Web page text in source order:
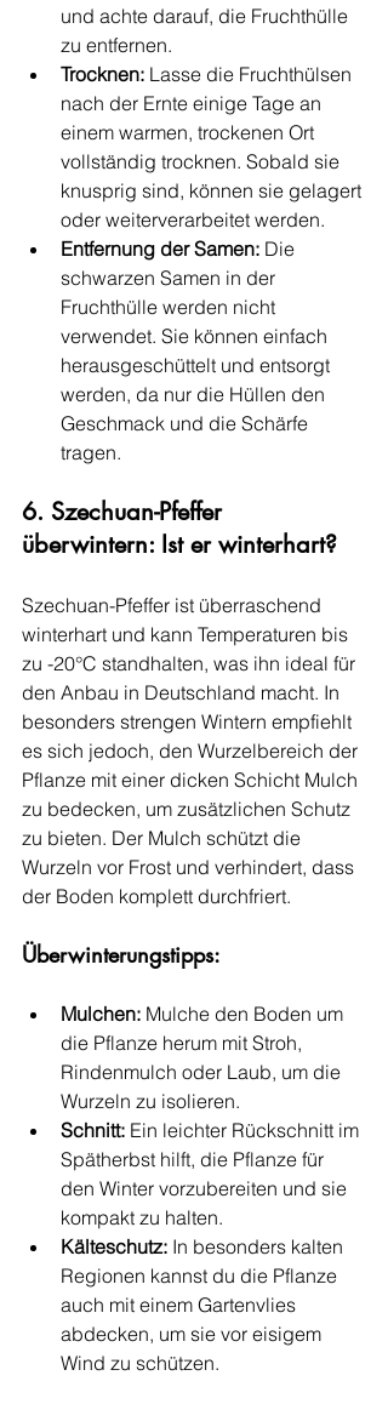
und achte darauf, die Fruchthülle
zu entfernen.
Trocknen: Lasse die Fruchthülsen
nach der Ernte einige Tage an
einem warmen, trockenen Ort
vollständig trocknen. Sobald sie
knusprig sind, können sie gelagert
oder weiterverarbeitet werden.
Entfernung der Samen: Die
schwarzen Samen in der
Fruchthülle werden nicht
verwendet. Sie können einfach
herausgeschüttelt und entsorgt
werden, da nur die Hüllen den
Geschmack und die Schärfe
tragen.
6. Szechuan-Pfeffer
überwintern: Ist er winterhart?
Szechuan-Pfeffer ist überraschend
winterhart und kann Temperaturen bis
zu -20°C standhalten, was ihn ideal für
den Anbau in Deutschland macht. In
besonders strengen Wintern empfiehlt
es sich jedoch, den Wurzelbereich der
Pflanze mit einer dicken Schicht Mulch
zu bedecken, um zusätzlichen Schutz
zu bieten. Der Mulch schützt die
Wurzeln vor Frost und verhindert, dass
der Boden komplett durchfriert.
Überwinterungstipps:
Mulchen: Mulche den Boden um
die Pflanze herum mit Stroh,
Rindenmulch oder Laub, um die
Wurzeln zu isolieren.
Schnitt: Ein leichter Rückschnitt im
Spätherbst hilft, die Pflanze für
den Winter vorzubereiten und sie
kompakt zu halten.
Kälteschutz: In besonders kalten
Regionen kannst du die Pflanze
auch mit einem Gartenvlies
abdecken, um sie vor eisigem
Wind zu schützen.